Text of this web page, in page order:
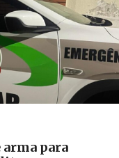
para